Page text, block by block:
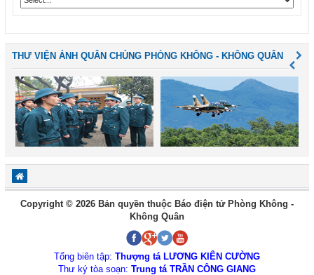
THƯ VIỆN ẢNH QUÂN CHỦNG PHÒNG KHÔNG - KHÔNG QUÂN
Copyright © 2026 Bản quyền thuộc Báo điện tử Phòng Không -
Không Quân
Tổng biên tập: Thượng tá LƯƠNG KIÊN CƯỜNG
Thư ký tòa soạn: Trung tá TRẦN CÔNG GIANG